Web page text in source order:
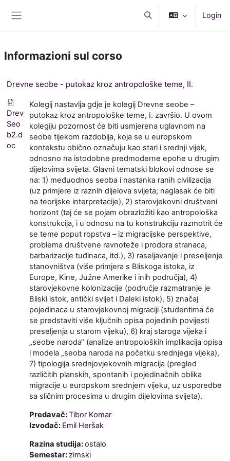
Attiva/disattiva input di
Login
Informazioni sul corso
Drevne seobe - putokaz kroz antropološke teme, II.
Drev
Seo
b2.d
oc
Kolegij nastavlja gdje je kolegij Drevne seobe –
putokaz kroz antropološke teme, I. završio. U ovom
kolegiju pozornost će biti usmjerena uglavnom na
seobe tijekom razdoblja, koja se u europskom
kontekstu obično označuju kao stari i srednji vijek,
odnosno na istodobne predmoderne epohe u drugim
dijelovima svijeta. Glavni tematski blokovi odnose se
na: 1) međuodnos seoba i nastanka ranih civilizacija
(uz primjere iz raznih dijelova svijeta; naglasak će biti
na teorijske interpretacije), 2) starovjekovni društveni
horizont (taj će se pojam obrazložiti kao antropološka
konstrukcija, i u odnosu na tu konstrukciju razmotrit će
se teme poput ropstva – iz migracijske perspektive,
problema društvene ravnoteže i prodora stranaca,
barbarizacije tuđinaca, itd.), 3) raseljavanje i preseljenje
stanovništva (više primjera s Bliskoga istoka, iz
Europe, Kine, Južne Amerike i inih područja), 4)
starovjekovne kolonizacije (područje razmatranje je
Bliski istok, antički svijet i Daleki istok), 5) značaj
pojedinaca u starovjekovnoj migraciji (studentima će
se predstaviti više ključnih opisa pojedinih povijesti
preseljenja u starom vijeku), 6) kraj staroga vijeka i
„seobe naroda“ (analize antropoloških implikacija opisa
i modela „seoba naroda na početku srednjega vijeka),
7) tipologija srednjovjekovnih migracija (pregled
različitih planskih, spontanih i pojedinačnih oblika
migracije u europskom srednjem vijeku, uz usporedbe
sa sličnim procesima u drugim dijelovima svijeta).
Predavač:Tibor Komar
Izvođač: Emil Heršak
Razina studija:ostalo
Semestar:zimski